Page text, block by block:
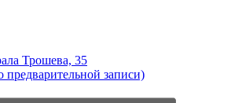
Трошева, 35
записи)